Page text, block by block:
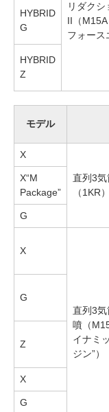
リダク
II（
フォース
HYBRID
G
HYBRID
Z
モデル
X
直列3
（1KR）
X“M
Package”
G
X
直列3
噴（
イナミ
ジン”）
G
Z
X
G